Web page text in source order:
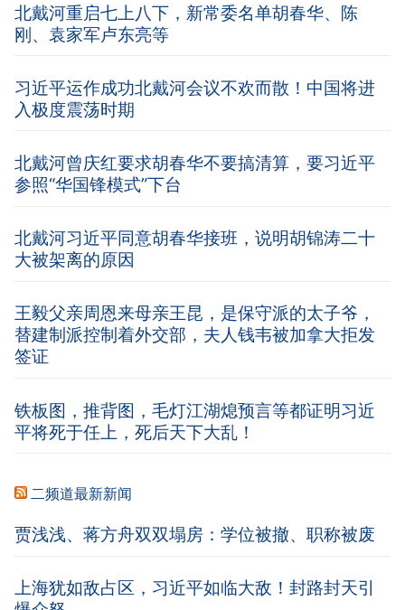
北戴河重启七上八下，新常委名单胡春华、陈
刚、袁家军卢东亮等
习近平运作成功北戴河会议不欢而散！中国将进
入极度震荡时期
北戴河曾庆红要求胡春华不要搞清算，要习近平
参照“华国锋模式”下台
北戴河习近平同意胡春华接班，说明胡锦涛二十
大被架离的原因
王毅父亲周恩来母亲王昆，是保守派的太子爷，
替建制派控制着外交部，夫人钱韦被加拿大拒发
签证
铁板图，推背图，毛灯江湖熄预言等都证明习近
平将死于任上，死后天下大乱！
二频道最新新闻
贾浅浅、蒋方舟双双塌房：学位被撤、职称被废
上海犹如敌占区，习近平如临大敌！封路封天引